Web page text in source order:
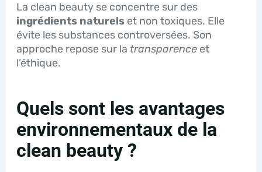
La clean beauty se concentre sur des
ingrédients naturelset non toxiques. Elle
évite les substances controversées. Son
approche repose sur la transparenceet
l’éthique.
Quels sont les avantages
environnementaux de la
clean beauty ?